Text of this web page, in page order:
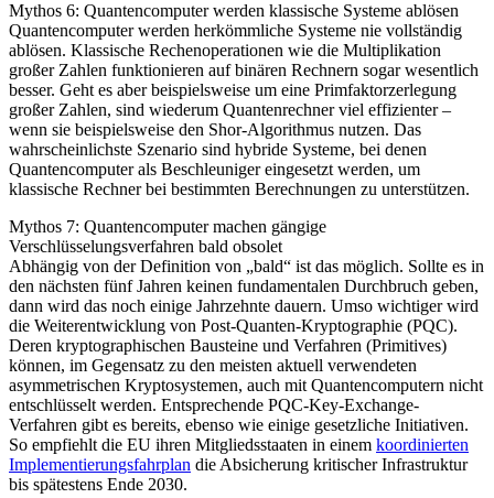
Mythos 6: Quantencomputer werden klassische Systeme ablösen
Quantencomputer werden herkömmliche Systeme nie vollständig
ablösen. Klassische Rechenoperationen wie die Multiplikation
großer Zahlen funktionieren auf binären Rechnern sogar wesentlich
besser. Geht es aber beispielsweise um eine Primfaktorzerlegung
großer Zahlen, sind wiederum Quantenrechner viel effizienter –
wenn sie beispielsweise den Shor-Algorithmus nutzen. Das
wahrscheinlichste Szenario sind hybride Systeme, bei denen
Quantencomputer als Beschleuniger eingesetzt werden, um
klassische Rechner bei bestimmten Berechnungen zu unterstützen.
Mythos 7: Quantencomputer machen gängige
Verschlüsselungsverfahren bald obsolet
Abhängig von der Definition von „bald“ ist das möglich. Sollte es in
den nächsten fünf Jahren keinen fundamentalen Durchbruch geben,
dann wird das noch einige Jahrzehnte dauern. Umso wichtiger wird
die Weiterentwicklung von Post-Quanten-Kryptographie (PQC).
Deren kryptographischen Bausteine und Verfahren (Primitives)
können, im Gegensatz zu den meisten aktuell verwendeten
asymmetrischen Kryptosystemen, auch mit Quantencomputern nicht
entschlüsselt werden. Entsprechende PQC-Key-Exchange-
Verfahren gibt es bereits, ebenso wie einige gesetzliche Initiativen.
So empfiehlt die EU ihren Mitgliedsstaaten in einem koordinierten
Implementierungsfahrplan die Absicherung kritischer Infrastruktur
bis spätestens Ende 2030.